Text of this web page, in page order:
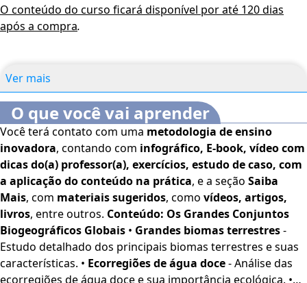
O conteúdo do curso ficará disponível por até 120 dias
após a compra.
Ver mais
O que você vai aprender
Você terá contato com uma metodologia de ensino
inovadora, contando com infográfico, E-book, vídeo com
dicas do(a) professor(a), exercícios, estudo de caso, com
a aplicação do conteúdo na prática, e a seção Saiba
Mais, com materiais sugeridos, como vídeos, artigos,
livros, entre outros. Conteúdo: Os Grandes Conjuntos
Biogeográficos Globais • Grandes biomas terrestres-
Estudo detalhado dos principais biomas terrestres e suas
características. • Ecorregiões de água doce- Análise das
ecorregiões de água doce e sua importância ecológica. •